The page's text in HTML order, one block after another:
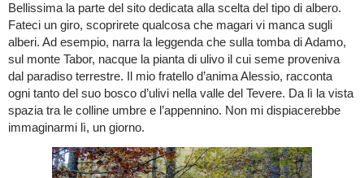
Bellissima la parte del sito dedicata alla scelta del tipo di albero.
Fateci un giro, scoprirete qualcosa che magari vi manca sugli
alberi. Ad esempio, narra la leggenda che sulla tomba di Adamo,
sul monte Tabor, nacque la pianta di ulivo il cui seme proveniva
dal paradiso terrestre. Il mio fratello d’anima Alessio, racconta
ogni tanto del suo bosco d’ulivi nella valle del Tevere. Da lì la vista
spazia tra le colline umbre e l’appennino. Non mi dispiacerebbe
immaginarmi lì, un giorno.